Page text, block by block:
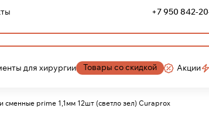
+7 950 842-
для хирургии Товары со скидкой Акции
Ершики сменные prime 1,1мм 12шт (светло зел) Curaprox